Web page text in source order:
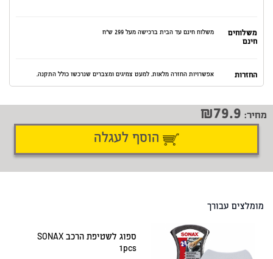
משלוחים
חינם
משלוח חינם עד הבית ברכישה מעל 299 ש"ח
החזרות אפשרויות החזרה מלאות. למעט צמיגים ומצברים שנרכשו כולל התקנה.
שתף דיווח על טעות
מחיר: 79.9
הוסף לעגלה
מומלצים עבורך
ספוג לשטיפת הרכב SONAX
1pcs